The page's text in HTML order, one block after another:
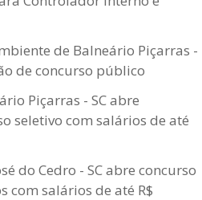
de Balneário Piçarras -
de concurso público
Piçarras - SC abre
seletivo com salários de até
do Cedro - SC abre concurso
com salários de até R$